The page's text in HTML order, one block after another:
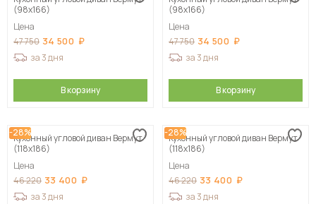
(98х166)
Цена
47 750 34 500
за 3 дня
В корзину
(98х166)
Цена
47 750 34 500
за 3 дня
В корзину
-28%
Кухонный угловой диван Вермут
(118х186)
Цена
46 220 33 400
за 3 дня
-28%
Кухонный угловой диван Вермут
(118х186)
Цена
46 220 33 400
за 3 дня